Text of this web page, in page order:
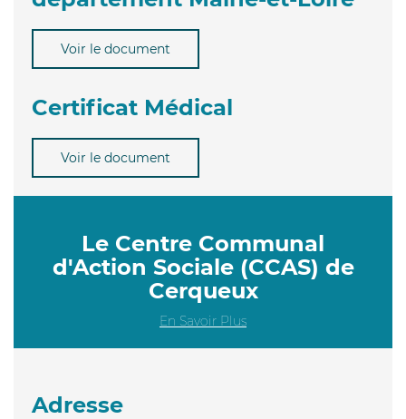
Voir le document
Certificat Médical
Voir le document
Le Centre Communal
d'Action Sociale (CCAS) de
Cerqueux
En Savoir Plus
Adresse